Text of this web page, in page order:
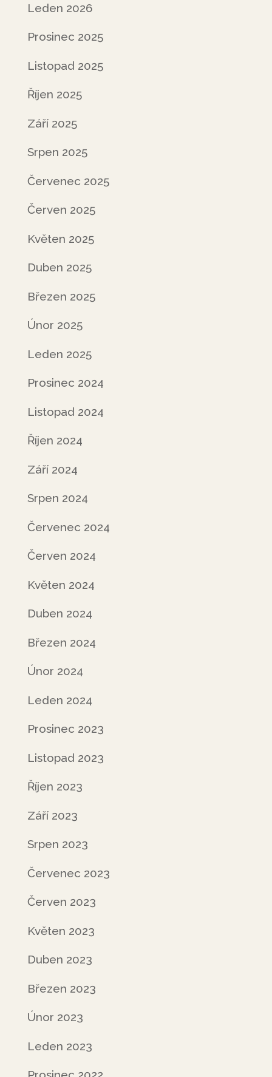
Leden 2026
Prosinec 2025
Listopad 2025
Říjen 2025
Září 2025
Srpen 2025
Červenec 2025
Červen 2025
Květen 2025
Duben 2025
Březen 2025
Únor 2025
Leden 2025
Prosinec 2024
Listopad 2024
Říjen 2024
Září 2024
Srpen 2024
Červenec 2024
Červen 2024
Květen 2024
Duben 2024
Březen 2024
Únor 2024
Leden 2024
Prosinec 2023
Listopad 2023
Říjen 2023
Září 2023
Srpen 2023
Červenec 2023
Červen 2023
Květen 2023
Duben 2023
Březen 2023
Únor 2023
Leden 2023